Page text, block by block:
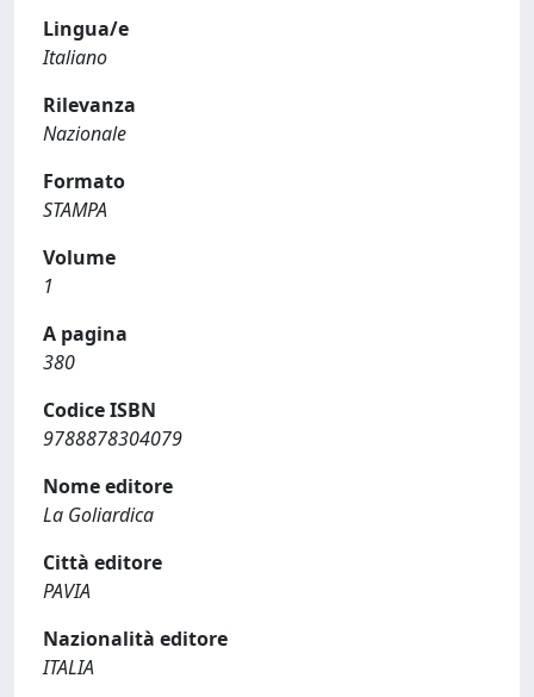
Lingua/e
Italiano
Rilevanza
Nazionale
Formato
STAMPA
Volume
1
A pagina
380
Codice ISBN
9788878304079
Nome editore
La Goliardica
Città editore
PAVIA
Nazionalità editore
ITALIA